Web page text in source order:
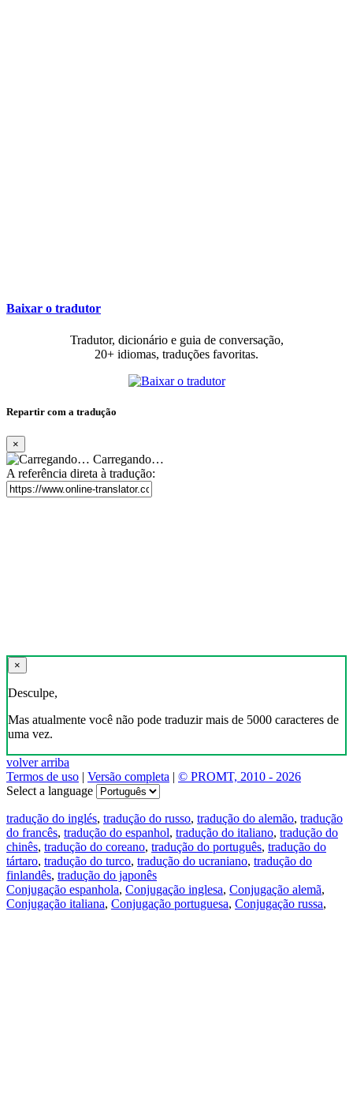
Baixar o tradutor
Tradutor, dicionário e guia de conversação,
20+ idiomas, traduções favoritas.
Repartir com a tradução
×
Carregando…
A referência direta à tradução:
×
Desculpe,
Mas atualmente você não pode traduzir mais de 5000 caracteres de
uma vez.
volver arriba
Termos de uso | Versão completa | © PROMT, 2010 - 2026
Select a language
tradução do inglés, tradução do russo, tradução do alemão, tradução
do francês, tradução do espanhol, tradução do italiano, tradução do
chinês, tradução do coreano, tradução do português, tradução do
tártaro, tradução do turco, tradução do ucraniano, tradução do
finlandês, tradução do japonês
Conjugação espanhola, Conjugação inglesa, Conjugação alemã,
Conjugação italiana, Conjugação portuguesa, Conjugação russa,